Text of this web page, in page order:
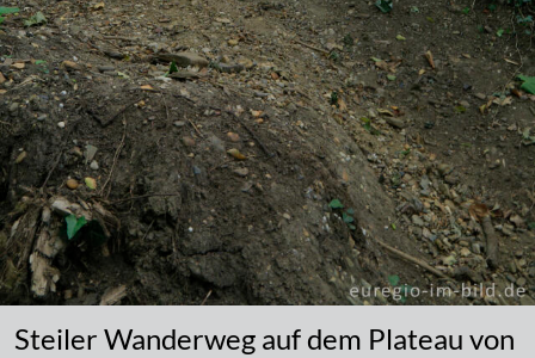
Steiler Wanderweg auf dem Plateau von